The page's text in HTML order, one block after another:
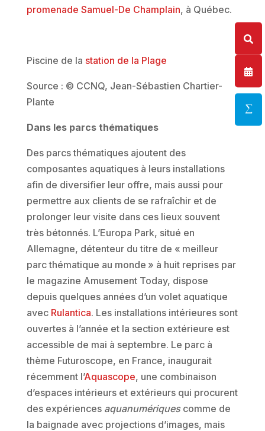
promenade Samuel-De Champlain, à Québec.
Piscine de la station de la Plage
Source : © CCNQ, Jean-Sébastien Chartier-
Plante
Dans les parcs thématiques
Des parcs thématiques ajoutent des
composantes aquatiques à leurs installations
afin de diversifier leur offre, mais aussi pour
permettre aux clients de se rafraîchir et de
prolonger leur visite dans ces lieux souvent
très bétonnés. L’Europa Park, situé en
Allemagne, détenteur du titre de « meilleur
parc thématique au monde » à huit reprises par
le magazine Amusement Today, dispose
depuis quelques années d’un volet aquatique
avec Rulantica. Les installations intérieures sont
ouvertes à l’année et la section extérieure est
accessible de mai à septembre. Le parc à
thème Futuroscope, en France, inaugurait
récemment l’Aquascope, une combinaison
d’espaces intérieurs et extérieurs qui procurent
des expériences aquanumériquescomme de
la baignade avec projections d’images, mais